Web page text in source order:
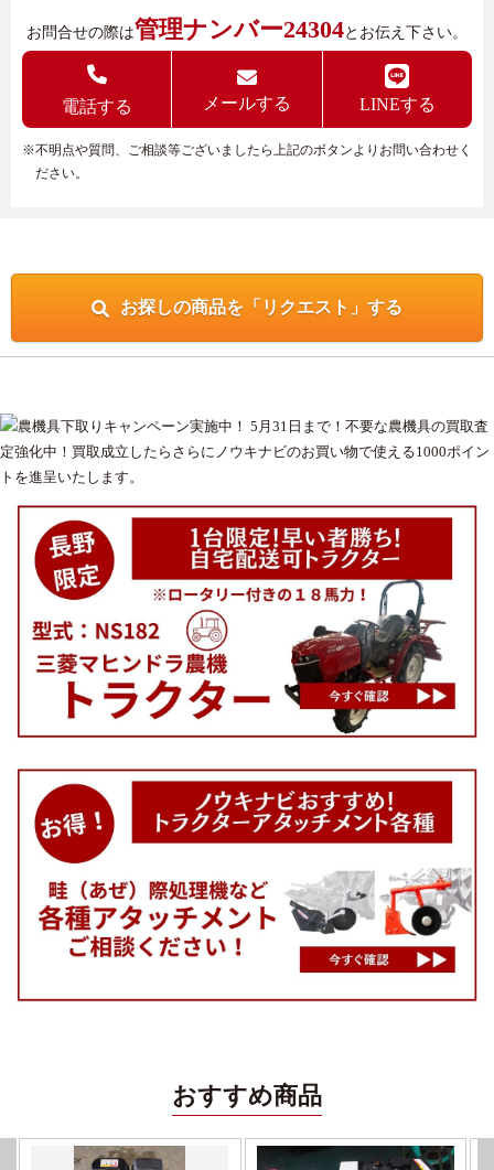
お問合せの際は管理ナンバー24304とお伝え下さい。
電話する メールする LINEする
※不明点や質問、ご相談等ございましたら上記のボタンよりお問い合わせく
ださい。
お探しの商品を「リクエスト」する
おすすめ商品